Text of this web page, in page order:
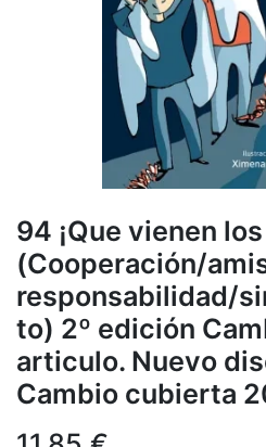
94 ¡Que vienen
(Cooperación/
responsabilidad/
to) 2º edición
articulo. Nuevo
Cambio cubierta